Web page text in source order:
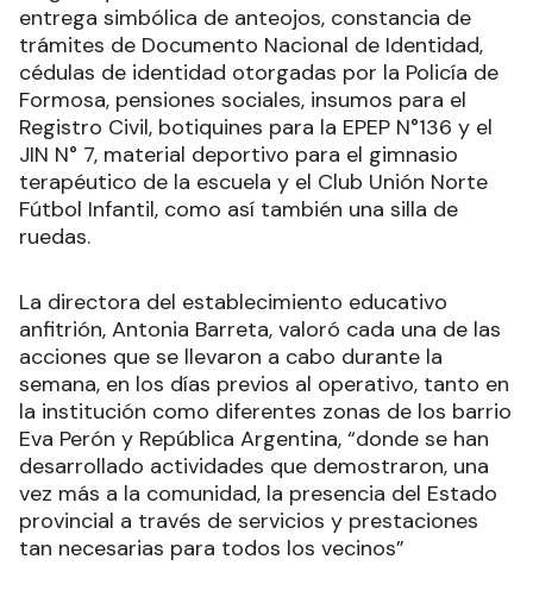
entrega simbólica de anteojos, constancia de
trámites de Documento Nacional de Identidad,
cédulas de identidad otorgadas por la Policía de
Formosa, pensiones sociales, insumos para el
Registro Civil, botiquines para la EPEP N°136 y el
JIN N° 7, material deportivo para el gimnasio
terapéutico de la escuela y el Club Unión Norte
Fútbol Infantil, como así también una silla de
ruedas.
La directora del establecimiento educativo
anfitrión, Antonia Barreta, valoró cada una de las
acciones que se llevaron a cabo durante la
semana, en los días previos al operativo, tanto en
la institución como diferentes zonas de los barrio
Eva Perón y República Argentina, “donde se han
desarrollado actividades que demostraron, una
vez más a la comunidad, la presencia del Estado
provincial a través de servicios y prestaciones
tan necesarias para todos los vecinos”